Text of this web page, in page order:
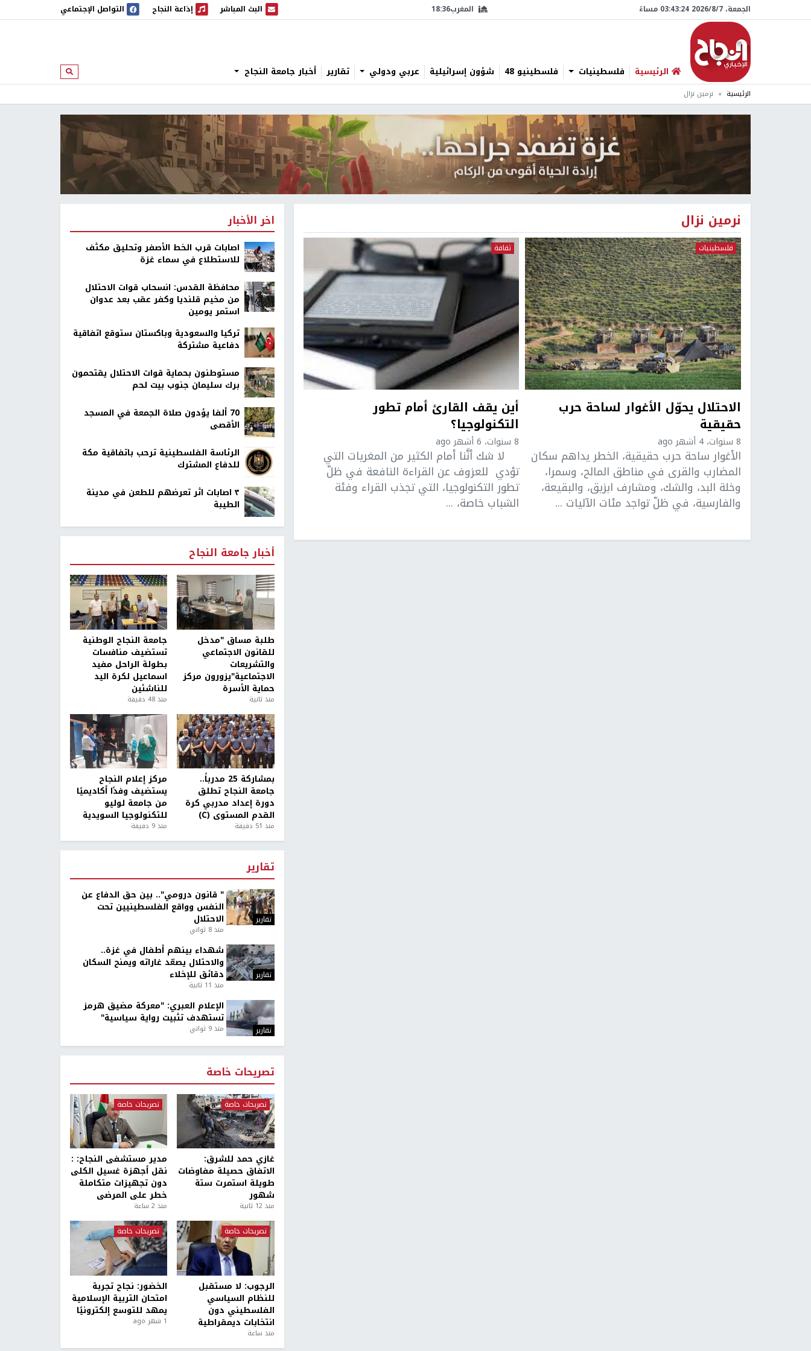
الجمعة، 7/‏8/‏2026 03:43:24 مساءً المغرب18:36 البث المباشر
البث المباشر إذاعة النجاح
إذاعة النجاح التواصل الإجتماعي
الرئيسية فلسطينيات فلسطينيو 48 شؤون إسرائيلية عربي ودولي تقارير أخبار جامعة النجاح ابحث
الرئيسية نرمين نزال
نرمين نزال
فلسطينيات
الاحتلال يحوّل الأغوار لساحة حرب
حقيقية
8 سنوات، 4 أشهر ago
الأغوار ساحة حرب حقيقية، الخطر يداهم سكان
المضارب والقرى في مناطق المالح، وسمرا،
وخلة البد، والشك، ومشارف ابزيق، والبقيعة،
والفارسية، في ظلّ تواجد مئات الآليات ...
ثقافة
أين يقف القارئ أمام تطور
التكنولوجيا؟
8 سنوات، 6 أشهر ago
لا شك أنَّنا أمام الكثير من المغريات التي
تؤدي للعزوف عن القراءة النافعة في ظلّ
تطور التكنولوجيا، التي تجذب القراء وفئة
الشباب خاصة، ...
اخر الأخبار
اصابات قرب الخط الأصفر وتحليق مكثف
للاستطلاع في سماء غزة
محافظة القدس: انسحاب قوات الاحتلال
من مخيم قلنديا وكفر عقب بعد عدوان
استمر يومين
تركيا والسعودية وباكستان ستوقع اتفاقية
دفاعية مشتركة
مستوطنون بحماية قوات الاحتلال يقتحمون
برك سليمان جنوب بيت لحم
70 ألفا يؤدون صلاة الجمعة في المسجد
الأقصى
الرئاسة الفلسطينية ترحب باتفاقية مكة
للدفاع المشترك
٣ اصابات اثر تعرضهم للطعن في مدينة
الطيبة
أخبار جامعة النجاح
طلبة مساق "مدخل
للقانون الاجتماعي
والتشريعات
الاجتماعية"يزورون مركز
حماية الأسرة
منذ ثانية
جامعة النجاح الوطنية
تستضيف منافسات
بطولة الراحل مفيد
اسماعيل لكرة اليد
للناشئين
منذ 48 دقيقة
بمشاركة 25 مدرباً..
جامعة النجاح تطلق
دورة إعداد مدربي كرة
القدم المستوى (C)
منذ 51 دقيقة
مركز إعلام النجاح
يستضيف وفدًا أكاديميًا
من جامعة لوليو
للتكنولوجيا السويدية
منذ 9 دقيقة
تقارير
تقارير
" قانون درومي".. بين حق الدفاع عن
النفس وواقع الفلسطينيين تحت
الاحتلال
منذ 8 ثواني
تقارير
شهداء بينهم أطفال في غزة..
والاحتلال يصعّد غاراته ويمنح السكان
دقائق للإخلاء
منذ 11 ثانية
تقارير
الإعلام العبري: "معركة مضيق هرمز
تستهدف تثبيت رواية سياسية"
منذ 9 ثواني
تصريحات خاصة
تصريحات خاصة
غازي حمد للشرق:
الاتفاق حصيلة مفاوضات
طويلة استمرت ستة
شهور
منذ 12 ثانية
تصريحات خاصة
مدير مستشفى النجاح: :
نقل أجهزة غسيل الكلى
دون تجهيزات متكاملة
خطر على المرضى
منذ 2 ساعة
تصريحات خاصة
الرجوب: لا مستقبل
للنظام السياسي
الفلسطيني دون
انتخابات ديمقراطية
منذ ساعة
تصريحات خاصة
الخضور: نجاح تجربة
امتحان التربية الإسلامية
يمهد للتوسع إلكترونيًا
1 شهر ago